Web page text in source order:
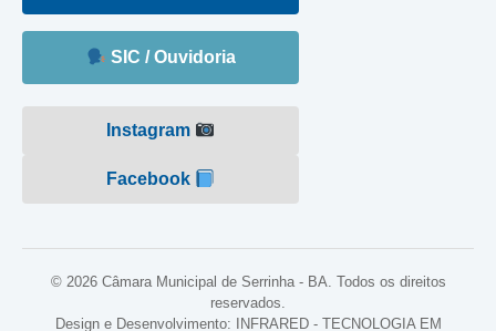
SIC / Ouvidoria
Instagram
Facebook
© 2026 Câmara Municipal de Serrinha - BA. Todos os direitos
reservados.
Design e Desenvolvimento: INFRARED - TECNOLOGIA EM